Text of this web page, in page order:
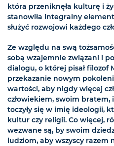
która przeniknęła kulturę i
stanowiła integralny
służyć rozwojowi każdego
Ze względu na swą
sobą wzajemnie związani i
dialogu, o której pisał filozof
przekazanie nowym
wartości, aby nigdy więcej
człowiekiem, swoim
toczyły się w imię ideologii,
kultur czy religii. Co więcej,
wezwane są, by swoim
ludziom, aby wszyscy